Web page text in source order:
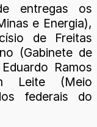
entregas os
e Energia),
de Freitas
(Gabinete de
Ramos
Leite (Meio
federais do